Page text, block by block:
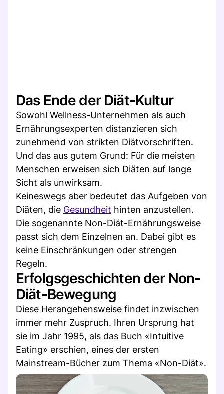
Das Ende der Diät-Kultur
Sowohl Wellness-Unternehmen als auch
Ernährungsexperten distanzieren sich
zunehmend von strikten Diätvorschriften.
Und das aus gutem Grund: Für die meisten
Menschen erweisen sich Diäten auf lange
Sicht als unwirksam.
Keineswegs aber bedeutet das Aufgeben von
Diäten, die Gesundheit hinten anzustellen.
Die sogenannte Non-Diät-Ernährungsweise
passt sich dem Einzelnen an. Dabei gibt es
keine Einschränkungen oder strengen
Regeln.
Erfolgsgeschichten der Non-
Diät-Bewegung
Diese Herangehensweise findet inzwischen
immer mehr Zuspruch. Ihren Ursprung hat
sie im Jahr 1995, als das Buch «Intuitive
Eating» erschien, eines der ersten
Mainstream-Bücher zum Thema «Non-Diät».